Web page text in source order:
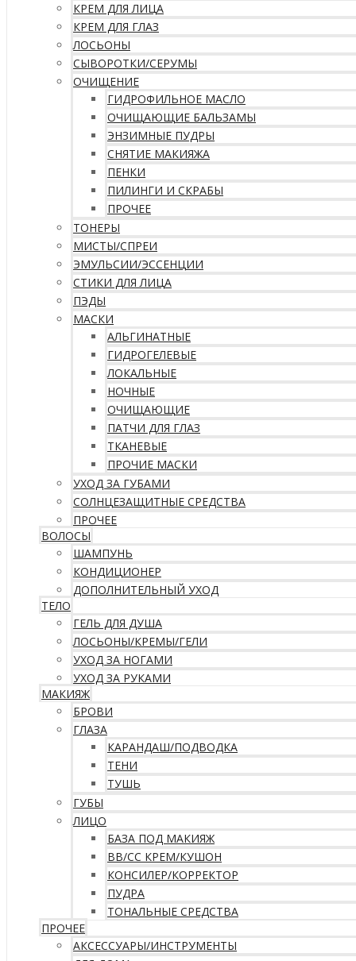
КРЕМ ДЛЯ ЛИЦА
КРЕМ ДЛЯ ГЛАЗ
ЛОСЬОНЫ
СЫВОРОТКИ/СЕРУМЫ
ОЧИЩЕНИЕ
ГИДРОФИЛЬНОЕ МАСЛО
ОЧИЩАЮЩИЕ БАЛЬЗАМЫ
ЭНЗИМНЫЕ ПУДРЫ
СНЯТИЕ МАКИЯЖА
ПЕНКИ
ПИЛИНГИ И СКРАБЫ
ПРОЧЕЕ
ТОНЕРЫ
МИСТЫ/СПРЕИ
ЭМУЛЬСИИ/ЭССЕНЦИИ
СТИКИ ДЛЯ ЛИЦА
ПЭДЫ
МАСКИ
АЛЬГИНАТНЫЕ
ГИДРОГЕЛЕВЫЕ
ЛОКАЛЬНЫЕ
НОЧНЫЕ
ОЧИЩАЮЩИЕ
ПАТЧИ ДЛЯ ГЛАЗ
ТКАНЕВЫЕ
ПРОЧИЕ МАСКИ
УХОД ЗА ГУБАМИ
СОЛНЦЕЗАЩИТНЫЕ СРЕДСТВА
ПРОЧЕЕ
ВОЛОСЫ
ШАМПУНЬ
КОНДИЦИОНЕР
ДОПОЛНИТЕЛЬНЫЙ УХОД
ТЕЛО
ГЕЛЬ ДЛЯ ДУША
ЛОСЬОНЫ/КРЕМЫ/ГЕЛИ
УХОД ЗА НОГАМИ
УХОД ЗА РУКАМИ
МАКИЯЖ
БРОВИ
ГЛАЗА
КАРАНДАШ/ПОДВОДКА
ТЕНИ
ТУШЬ
ГУБЫ
ЛИЦО
БАЗА ПОД МАКИЯЖ
ВВ/CC КРЕМ/КУШОН
КОНСИЛЕР/КОРРЕКТОР
ПУДРА
ТОНАЛЬНЫЕ СРЕДСТВА
ПРОЧЕЕ
АКСЕССУАРЫ/ИНСТРУМЕНТЫ